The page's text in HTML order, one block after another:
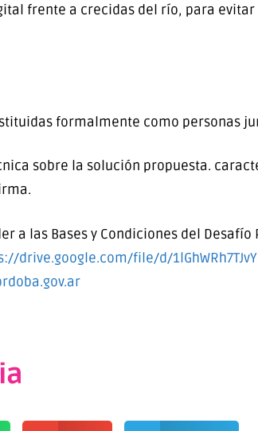
frente a crecidas del río, para evitar
formalmente como personas
sobre la solución propuesta.
a las Bases y Condiciones del Desafío
drive.google.com/file/d/